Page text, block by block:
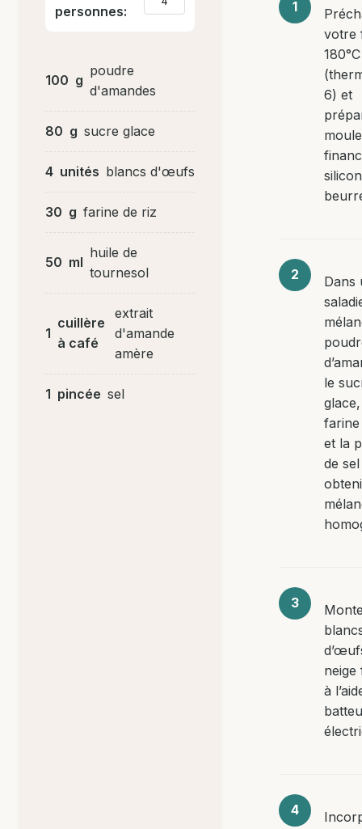
personnes:
100 g
poudre
d'amandes
80 g sucre glace
4 unités blancs d'œufs
30 g farine de riz
50 ml
huile de
tournesol
1
cuillère
à café
extrait
d'amande
amère
1 pincée sel
votre
180°C
6) et
Dans
le
et la
de
neige
à